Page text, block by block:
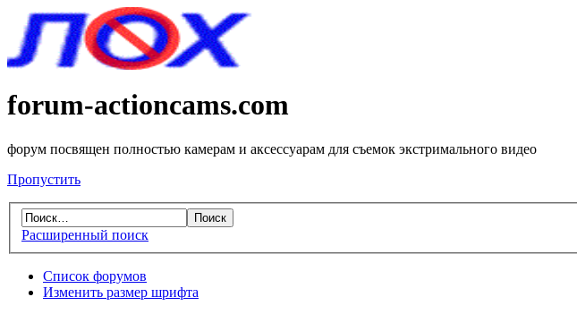
forum-actioncams.com
форум посвящен полностью камерам и аксессуарам для съемок экстримального видео
Пропустить
Расширенный поиск
Список форумов
Изменить размер шрифта